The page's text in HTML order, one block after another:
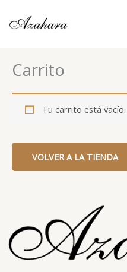
Carrito
Tu carrito está vacío.
VOLVER A LA TIENDA